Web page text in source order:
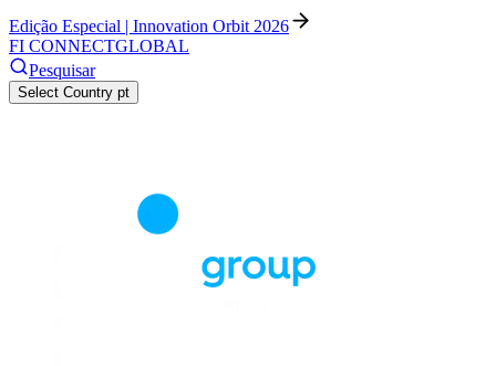
Edição Especial | Innovation Orbit 2026
FI CONNECTGLOBAL
Pesquisar
Select Country pt